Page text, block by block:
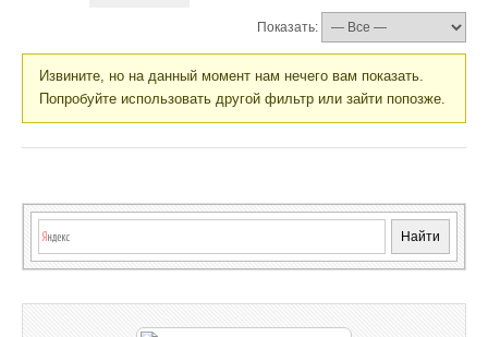
Показать:
Извините, но на данный момент нам нечего вам показать.
Попробуйте использовать другой фильтр или зайти попозже.